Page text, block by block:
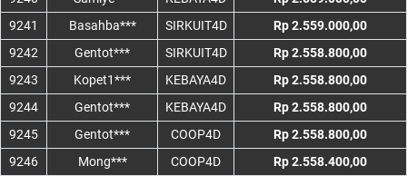
9241
Basahba*** SIRKUIT4D
Rp 2.559.000,00
9242
Gentot*** SIRKUIT4D
Rp 2.558.800,00
9243
Kopet1*** KEBAYA4D
Rp 2.558.800,00
9244
Gentot*** KEBAYA4D
Rp 2.558.800,00
9245
Gentot*** COOP4D
Rp 2.558.800,00
9246
Mong*** COOP4D
Rp 2.558.400,00